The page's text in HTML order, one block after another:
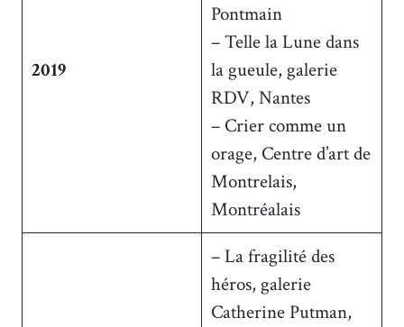
2019
Pontmain
– Telle la Lune dans
la gueule, galerie
RDV, Nantes
– Crier comme un
orage, Centre d’art de
Montrelais,
Montréalais
– La fragilité des
héros, galerie
Catherine Putman,